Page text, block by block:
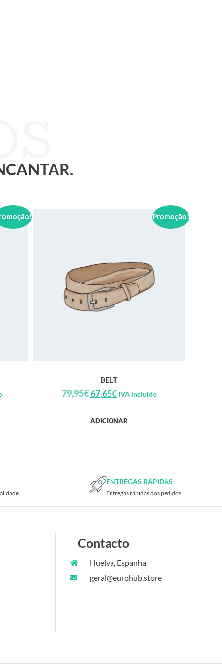
Promoção!
BELT
79,95€67,65€ IVA incluido
ADICIONAR
ENTREGAS RÁPIDAS
Entregas rápidas dos pedidos
Contacto
Huelva, Espanha
geral@eurohub.store